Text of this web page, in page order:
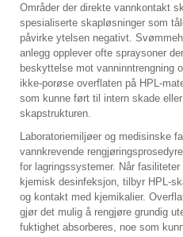
Områder der direkte vannkontakt
spesialiserte skapløsninger som
påvirke ytelsen negativt.
anlegg opplever ofte spraysoner
beskyttelse mot vanninntrengning
ikke-porøse overflaten på HPL-
som kunne ført til intern skade
skapstrukturen.
Laboratoriemiljøer og medisinske
vannkrevende
for lagringssystemer. Når
kjemisk desinfeksjon, tilbyr HPL-
og kontakt med kjemikalier.
gjør det mulig å rengjøre grundig
fuktighet absorberes, noe som